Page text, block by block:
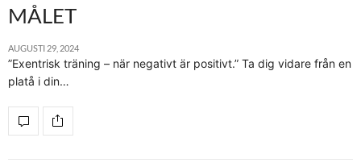
MÅLET
AUGUSTI 29, 2024
”Exentrisk träning – när negativt är positivt.” Ta dig vidare från en
platå i din…